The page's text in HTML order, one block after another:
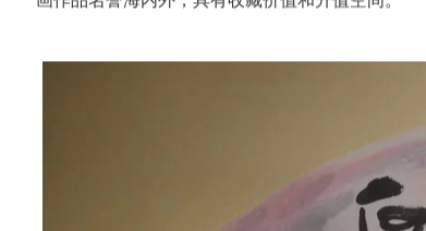
鉴约合作。以书画展，拍卖，笔会，办学，量身